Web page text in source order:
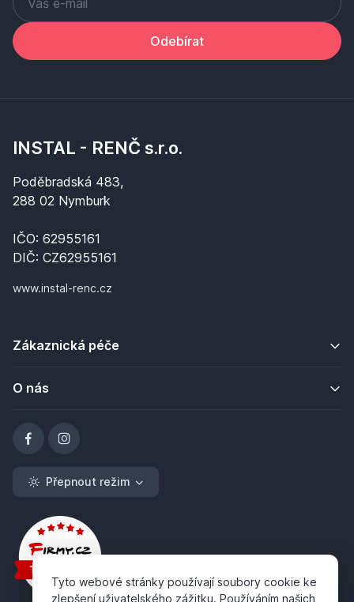
Odebírat
INSTAL - RENČ s.r.o.
Poděbradská 483,
288 02 Nymburk
IČO: 62955161
DIČ: CZ62955161
www.instal-renc.cz
Zákaznická péče
O nás
Přepnout režim
Tyto webové stránky používají soubory cookie ke
zlepšení uživatelského zážitku. Používáním našich